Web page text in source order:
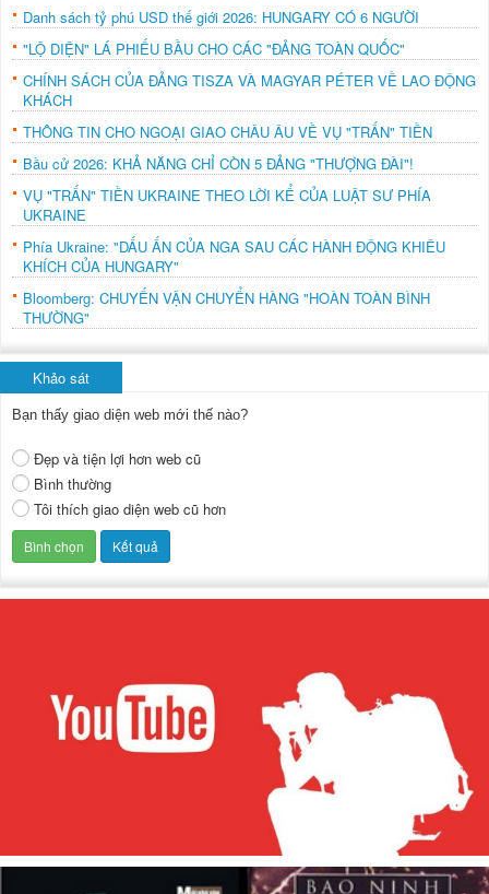
Danh sách tỷ phú USD thế giới 2026: HUNGARY CÓ 6 NGƯỜI
"LỘ DIỆN" LÁ PHIẾU BẦU CHO CÁC "ĐẢNG TOÀN QUỐC"
CHÍNH SÁCH CỦA ĐẢNG TISZA VÀ MAGYAR PÉTER VỀ LAO ĐỘNG
KHÁCH
THÔNG TIN CHO NGOẠI GIAO CHÂU ÂU VỀ VỤ "TRẤN" TIỀN
Bầu cử 2026: KHẢ NĂNG CHỈ CÒN 5 ĐẢNG "THƯỢNG ĐÀI"!
VỤ "TRẤN" TIỀN UKRAINE THEO LỜI KỂ CỦA LUẬT SƯ PHÍA
UKRAINE
Phía Ukraine: "DẤU ẤN CỦA NGA SAU CÁC HÀNH ĐỘNG KHIÊU
KHÍCH CỦA HUNGARY"
Bloomberg: CHUYẾN VẬN CHUYỂN HÀNG "HOÀN TOÀN BÌNH
THƯỜNG"
Khảo sát
Bạn thấy giao diện web mới thế nào?
Đẹp và tiện lợi hơn web cũ
Bình thường
Tôi thích giao diện web cũ hơn